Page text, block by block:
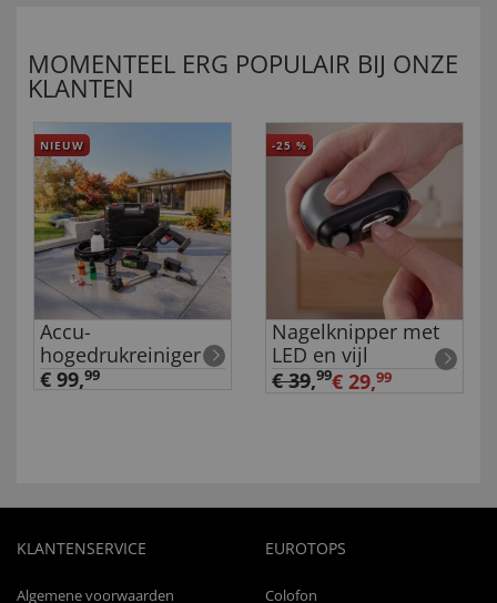
MOMENTEEL ERG POPULAIR BIJ ONZE
KLANTEN
NIEUW
Accu-
hogedrukreiniger
€ 99,99
-25 %
Nagelknipper met
LED en vijl
€ 39,99€ 29,99
KLANTENSERVICE
Algemene voorwaarden
EUROTOPS
Colofon